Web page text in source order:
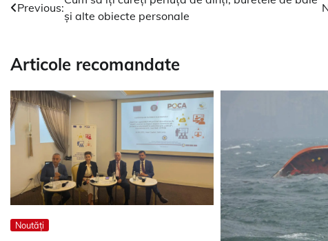
articole
Previous:
și alte obiecte personale
Articole recomandate
Noutăți